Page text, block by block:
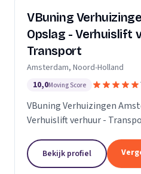
VBuning
Opslag - Verhuislift
Transport
Amsterdam, Noord-Holland
10,0Moving Score
VBuning Verhuizingen
Verhuislift verhuur -
Bekijk profiel